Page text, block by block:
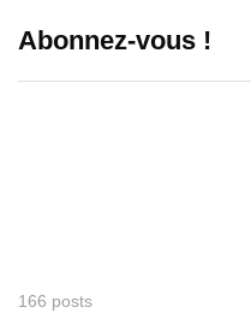
Abonnez-vous !
166 posts